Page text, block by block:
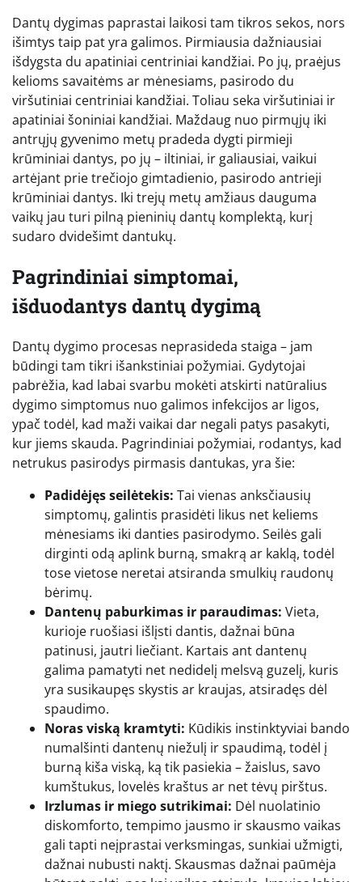
Dantų dygimas paprastai laikosi tam tikros sekos, nors
išimtys taip pat yra galimos. Pirmiausia dažniausiai
išdygsta du apatiniai centriniai kandžiai. Po jų, praėjus
kelioms savaitėms ar mėnesiams, pasirodo du
viršutiniai centriniai kandžiai. Toliau seka viršutiniai ir
apatiniai šoniniai kandžiai. Maždaug nuo pirmųjų iki
antrųjų gyvenimo metų pradeda dygti pirmieji
krūminiai dantys, po jų – iltiniai, ir galiausiai, vaikui
artėjant prie trečiojo gimtadienio, pasirodo antrieji
krūminiai dantys. Iki trejų metų amžiaus dauguma
vaikų jau turi pilną pieninių dantų komplektą, kurį
sudaro dvidešimt dantukų.
Pagrindiniai simptomai,
išduodantys dantų dygimą
Dantų dygimo procesas neprasideda staiga – jam
būdingi tam tikri išankstiniai požymiai. Gydytojai
pabrėžia, kad labai svarbu mokėti atskirti natūralius
dygimo simptomus nuo galimos infekcijos ar ligos,
ypač todėl, kad maži vaikai dar negali patys pasakyti,
kur jiems skauda. Pagrindiniai požymiai, rodantys, kad
netrukus pasirodys pirmasis dantukas, yra šie:
Padidėjęs seilėtekis: Tai vienas anksčiausių
simptomų, galintis prasidėti likus net keliems
mėnesiams iki danties pasirodymo. Seilės gali
dirginti odą aplink burną, smakrą ar kaklą, todėl
tose vietose neretai atsiranda smulkių raudonų
bėrimų.
Dantenų paburkimas ir paraudimas: Vieta,
kurioje ruošiasi išlįsti dantis, dažnai būna
patinusi, jautri liečiant. Kartais ant dantenų
galima pamatyti net nedidelį melsvą guzelį, kuris
yra susikaupęs skystis ar kraujas, atsiradęs dėl
spaudimo.
Noras viską kramtyti: Kūdikis instinktyviai bando
numalšinti dantenų niežulį ir spaudimą, todėl į
burną kiša viską, ką tik pasiekia – žaislus, savo
kumštukus, lovelės kraštus ar net tėvų pirštus.
Irzlumas ir miego sutrikimai: Dėl nuolatinio
diskomforto, tempimo jausmo ir skausmo vaikas
gali tapti neįprastai verksmingas, sunkiai užmigti,
dažnai nubusti naktį. Skausmas dažnai paūmėja